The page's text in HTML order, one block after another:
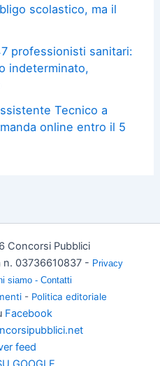
scolastico, ma il
professionisti sanitari:
indeterminato,
Tecnico a
online entro il 5
Concorsi Pubblici
n. 03736610837 - Privacy
siamo - Contatti
- Politica editoriale
Facebook
feed